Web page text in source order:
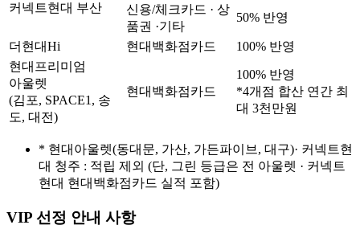
커넥트현대 부산
신용/체크카드 · 상
품권 ·기타
50% 반영
더현대Hi 현대백화점카드
100% 반영
현대프리미엄
아울렛
(김포, SPACE1, 송
도, 대전)
현대백화점카드
100% 반영
*4개점 합산 연간 최
대 3천만원
* 현대아울렛(동대문, 가산, 가든파이브, 대구)· 커넥트현
대 청주 : 적립 제외 (단, 그린 등급은 전 아울렛 · 커넥트
현대 현대백화점카드 실적 포함)
VIP 선정 안내 사항